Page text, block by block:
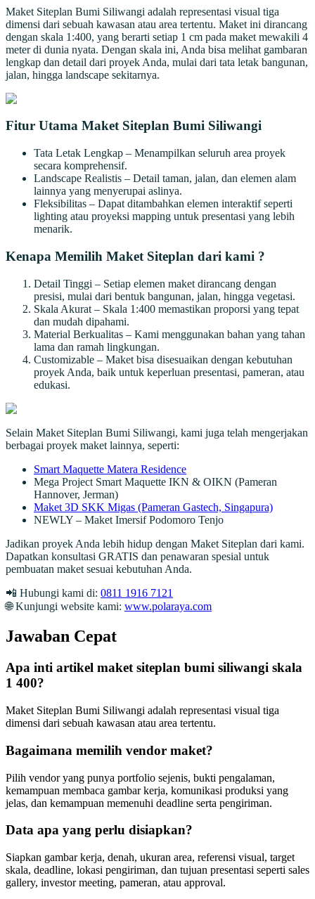
Maket Siteplan Bumi Siliwangi adalah representasi visual tiga
dimensi dari sebuah kawasan atau area tertentu. Maket ini dirancang
dengan skala 1:400, yang berarti setiap 1 cm pada maket mewakili 4
meter di dunia nyata. Dengan skala ini, Anda bisa melihat gambaran
lengkap dan detail dari proyek Anda, mulai dari tata letak bangunan,
jalan, hingga landscape sekitarnya.
Fitur Utama Maket Siteplan Bumi Siliwangi
Tata Letak Lengkap – Menampilkan seluruh area proyek
secara komprehensif.
Landscape Realistis – Detail taman, jalan, dan elemen alam
lainnya yang menyerupai aslinya.
Fleksibilitas – Dapat ditambahkan elemen interaktif seperti
lighting atau proyeksi mapping untuk presentasi yang lebih
menarik.
Kenapa Memilih Maket Siteplan dari kami ?
Detail Tinggi – Setiap elemen maket dirancang dengan
presisi, mulai dari bentuk bangunan, jalan, hingga vegetasi.
Skala Akurat – Skala 1:400 memastikan proporsi yang tepat
dan mudah dipahami.
Material Berkualitas – Kami menggunakan bahan yang tahan
lama dan ramah lingkungan.
Customizable – Maket bisa disesuaikan dengan kebutuhan
proyek Anda, baik untuk keperluan presentasi, pameran, atau
edukasi.
Selain Maket Siteplan Bumi Siliwangi, kami juga telah mengerjakan
berbagai proyek maket lainnya, seperti:
Smart Maquette Matera Residence
Mega Project Smart Maquette IKN & OIKN (Pameran
Hannover, Jerman)
Maket 3D SKK Migas (Pameran Gastech, Singapura)
NEWLY – Maket Imersif Podomoro Tenjo
Jadikan proyek Anda lebih hidup dengan Maket Siteplan dari kami.
Dapatkan konsultasi GRATIS dan penawaran spesial untuk
pembuatan maket sesuai kebutuhan Anda.
📲 Hubungi kami di: 0811 1916 7121
🌐 Kunjungi website kami: www.polaraya.com
Jawaban Cepat
Apa inti artikel maket siteplan bumi siliwangi skala
1 400?
Maket Siteplan Bumi Siliwangi adalah representasi visual tiga
dimensi dari sebuah kawasan atau area tertentu.
Bagaimana memilih vendor maket?
Pilih vendor yang punya portfolio sejenis, bukti pengalaman,
kemampuan membaca gambar kerja, komunikasi produksi yang
jelas, dan kemampuan memenuhi deadline serta pengiriman.
Data apa yang perlu disiapkan?
Siapkan gambar kerja, denah, ukuran area, referensi visual, target
skala, deadline, lokasi pengiriman, dan tujuan presentasi seperti sales
gallery, investor meeting, pameran, atau approval.